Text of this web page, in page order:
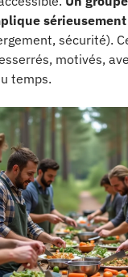
sécurité).
motivés,
temps.